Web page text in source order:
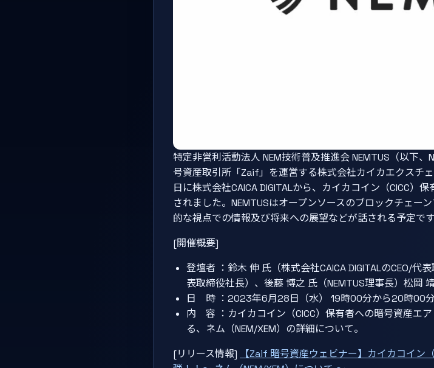
特定非営利活動法人 NEM技術普及推進会 NEMTUS（以下
号資産取引所「Zaif」を運営する株式会社カイカエクスチ
日に株式会社CAICA DIGITALから、カイカコイン（CICC）
されました。NEMTUSはオープンソースのブロックチェー
的な視点での情報及び将来への展望などが話される予定です
[開催概要]
登壇者 ：鈴木 伸 氏（株式会社CAICA DIGITALのCEO/
表取締役社長）、後藤 博之 氏（NEMTUS理事長）松岡
日 時 ：2023年6月28日（水） 19時00分から20時00
内 容 ：カイカコイン（CICC）保有者への暗号資産エ
る、ネム（NEM/XEM）の詳細について。
[リリース情報]
【Zaif 暗号資産ウェビナー】カイカコイン